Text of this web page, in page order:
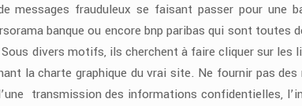
messages frauduleux se faisant passer pour une
banque ou encore bnp paribas qui sont toutes
divers motifs, ils cherchent à faire cliquer sur les
la charte graphique du vrai site. Ne fournir pas
transmission des informations confidentielles,